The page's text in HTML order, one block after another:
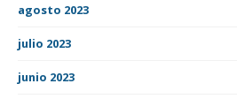
agosto 2023
julio 2023
junio 2023